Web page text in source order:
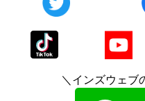
＼インズウェブ